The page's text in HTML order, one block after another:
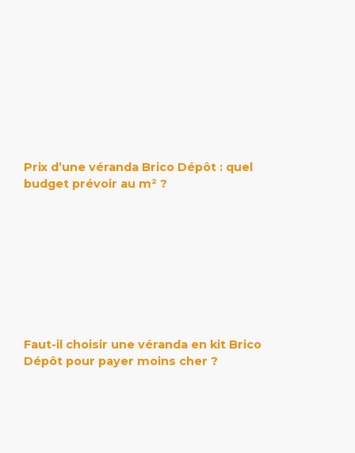
Prix d’une véranda Brico Dépôt : quel
budget prévoir au m² ?
Faut-il choisir une véranda en kit Brico
Dépôt pour payer moins cher ?